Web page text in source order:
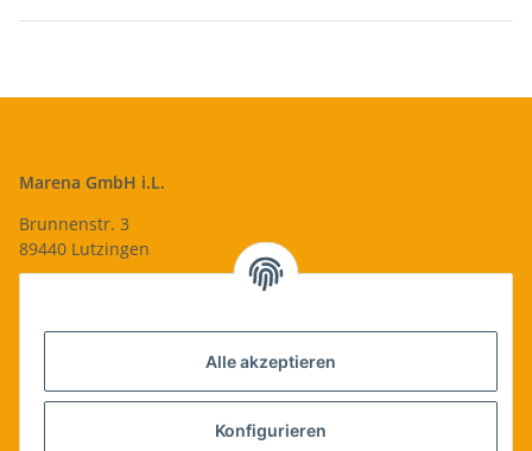
Alle akzeptieren
Konfigurieren
Marena GmbH i.L.
Brunnenstr. 3
89440 Lutzingen